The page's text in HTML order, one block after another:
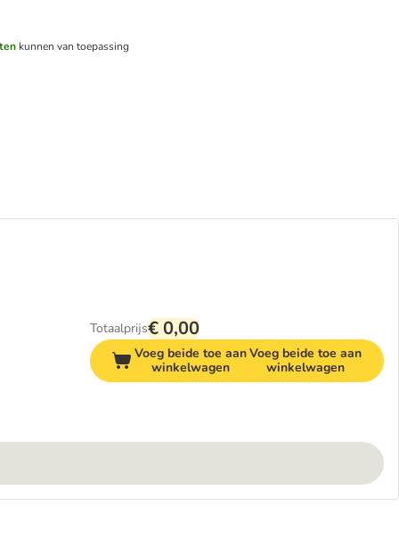
kunnen van toepassing
Totaalprijs€ 0,00
Voeg beide toe aan
winkelwagen
Voeg beide toe aan
winkelwagen